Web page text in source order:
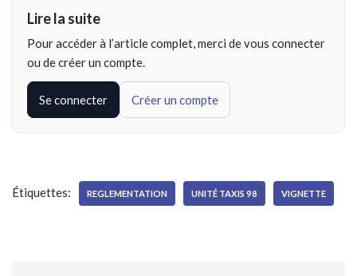
Lire la suite
Pour accéder à l’article complet, merci de vous connecter
ou de créer un compte.
Se connecter Créer un compte
Étiquettes: REGLEMENTATION UNITÉ TAXIS 98 VIGNETTE